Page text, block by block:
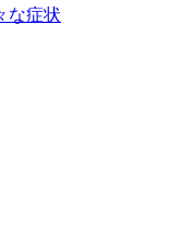
な症状